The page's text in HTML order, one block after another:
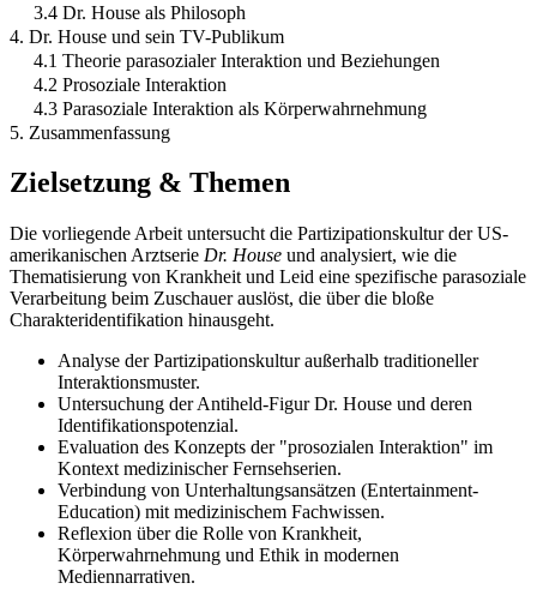
3.4 Dr. House als Philosoph
4. Dr. House und sein TV-Publikum
4.1 Theorie parasozialer Interaktion und Beziehungen
4.2 Prosoziale Interaktion
4.3 Parasoziale Interaktion als Körperwahrnehmung
5. Zusammenfassung
Zielsetzung & Themen
Die vorliegende Arbeit untersucht die Partizipationskultur der US-
amerikanischen Arztserie Dr. House und analysiert, wie die
Thematisierung von Krankheit und Leid eine spezifische parasoziale
Verarbeitung beim Zuschauer auslöst, die über die bloße
Charakteridentifikation hinausgeht.
Analyse der Partizipationskultur außerhalb traditioneller
Interaktionsmuster.
Untersuchung der Antiheld-Figur Dr. House und deren
Identifikationspotenzial.
Evaluation des Konzepts der "prosozialen Interaktion" im
Kontext medizinischer Fernsehserien.
Verbindung von Unterhaltungsansätzen (Entertainment-
Education) mit medizinischem Fachwissen.
Reflexion über die Rolle von Krankheit,
Körperwahrnehmung und Ethik in modernen
Mediennarrativen.